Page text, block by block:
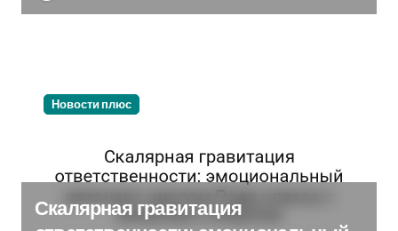
Новости плюс
Скалярная гравитация